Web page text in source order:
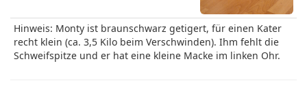
Hinweis: Monty ist braunschwarz getigert, für einen Kater
recht klein (ca. 3,5 Kilo beim Verschwinden). Ihm fehlt die
Schweifspitze und er hat eine kleine Macke im linken Ohr.